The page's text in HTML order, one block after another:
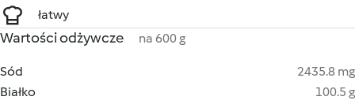
łatwy
Wartości odżywcze na 600 g
Sód
2435.8 mg
Białko
100.5 g